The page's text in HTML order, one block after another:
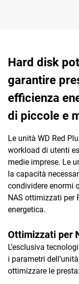
Hard disk
garantire
efficienza
di piccole e
Le unità WD Red
workload di utenti
medie imprese. Le
la capacità
condividere enormi
NAS ottimizzati per
energetica.
Ottimizzati per
L’esclusiva
i parametri
ottimizzare le